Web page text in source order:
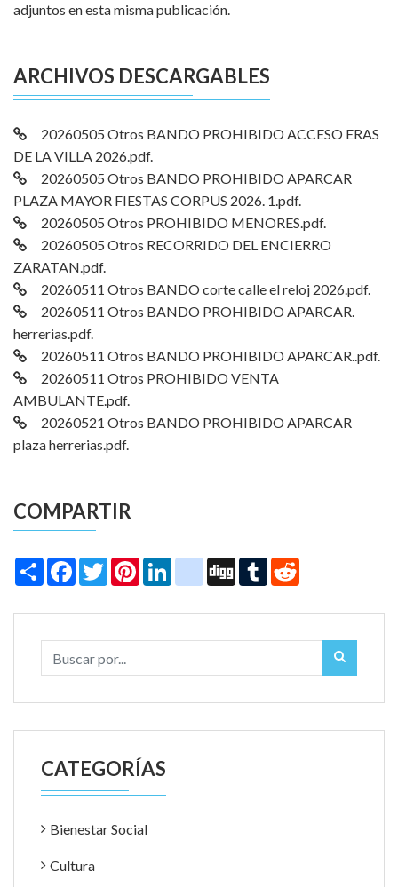
adjuntos en esta misma publicación.
ARCHIVOS DESCARGABLES
20260505 Otros BANDO PROHIBIDO ACCESO ERAS
DE LA VILLA 2026.pdf.
20260505 Otros BANDO PROHIBIDO APARCAR
PLAZA MAYOR FIESTAS CORPUS 2026. 1.pdf.
20260505 Otros PROHIBIDO MENORES.pdf.
20260505 Otros RECORRIDO DEL ENCIERRO
ZARATAN.pdf.
20260511 Otros BANDO corte calle el reloj 2026.pdf.
20260511 Otros BANDO PROHIBIDO APARCAR.
herrerias.pdf.
20260511 Otros BANDO PROHIBIDO APARCAR..pdf.
20260511 Otros PROHIBIDO VENTA
AMBULANTE.pdf.
20260521 Otros BANDO PROHIBIDO APARCAR
plaza herrerias.pdf.
COMPARTIR
Share Facebook
TwitterPinterestLinkedIninstagram
Digg Tumblr
CATEGORÍAS
Bienestar Social
Cultura